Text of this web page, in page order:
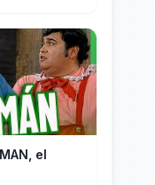
el